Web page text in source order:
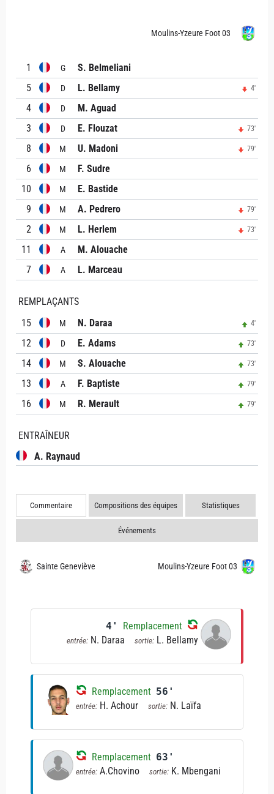
Moulins-Yzeure Foot 03
1 G
S. Belmeliani
5
D L. Bellamy 4'
4 D
M. Aguad
3
D E. Flouzat 73'
8 M U. Madoni 79'
6 M
F. Sudre
10
M
E. Bastide
9
M A. Pedrero 79'
2 M L. Herlem 73'
11 A
M. Alouache
7
A L. Marceau
REMPLAÇANTS
15
M N. Daraa 4'
12 D E. Adams 73'
14 M S. Alouache 73'
13 A F. Baptiste 79'
16 M R. Merault 79'
ENTRAÎNEUR
A. Raynaud
Commentaire Compositions des équipes Statistiques
Événements
Sainte Geneviève Moulins-Yzeure Foot 03
4' Remplacement
entrée: N. Daraa sortie: L. Bellamy
Remplacement 56'
entrée: H. Achour sortie: N. Laïfa
Remplacement 63'
entrée: A.Chovino sortie: K. Mbengani